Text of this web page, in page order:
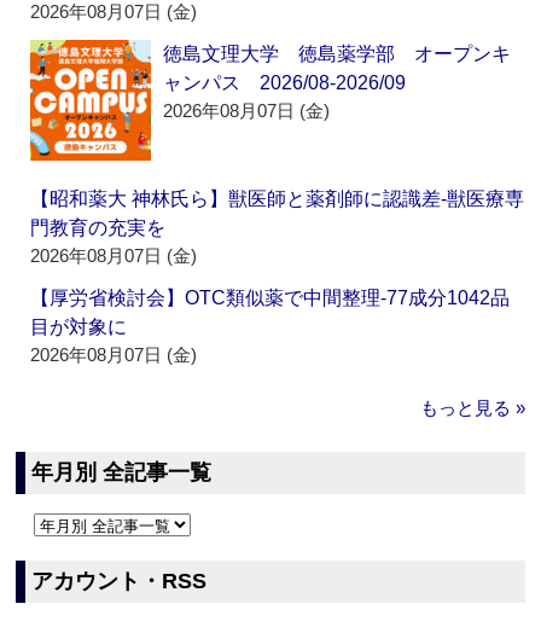
2026年08月07日 (金)
徳島文理大学 徳島薬学部 オープンキ
ャンパス 2026/08-2026/09
2026年08月07日 (金)
【昭和薬大 神林氏ら】獣医師と薬剤師に認識差‐獣医療専
門教育の充実を
2026年08月07日 (金)
【厚労省検討会】OTC類似薬で中間整理‐77成分1042品
目が対象に
2026年08月07日 (金)
もっと見る »
年月別 全記事一覧
アカウント・RSS